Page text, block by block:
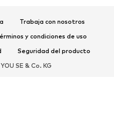
Zapatillas de casa
Trabaja con nosotros
y condiciones de uso
Seguridad del producto
SE & Co. KG